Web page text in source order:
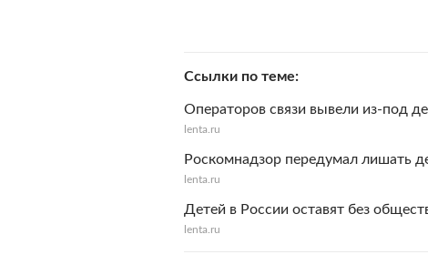
Ссылки по теме
Операторов связи вывели из-под
lenta.ru
Роскомнадзор передумал лишать
lenta.ru
Детей в России оставят без
lenta.ru